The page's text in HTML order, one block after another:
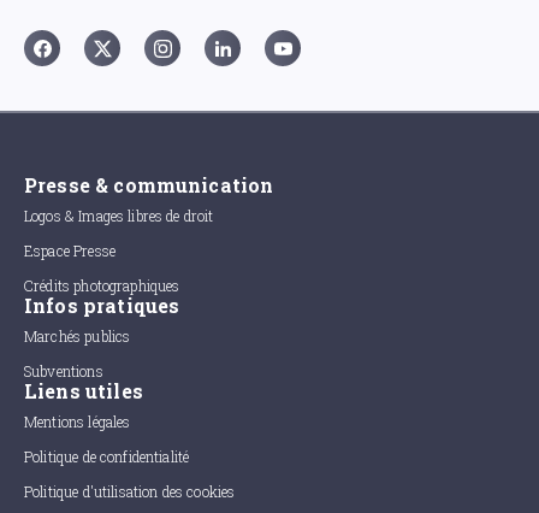
Presse & communication
Logos & Images libres de droit
Espace Presse
Crédits photographiques
Infos pratiques
Marchés publics
Subventions
Liens utiles
Mentions légales
Politique de confidentialité
Politique d'utilisation des cookies